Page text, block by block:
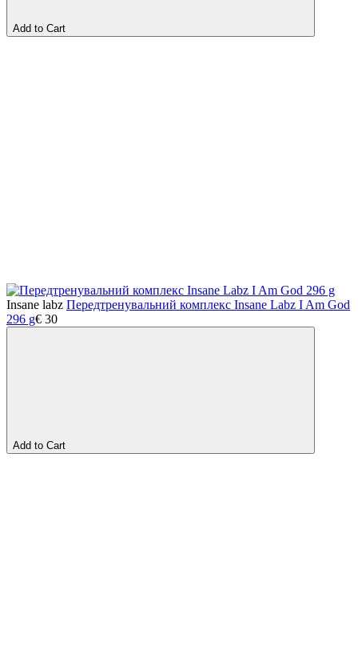
Add to Cart
Insane labz Передтренувальний комплекс Insane Labz I Am God
296 g€ 30
Add to Cart